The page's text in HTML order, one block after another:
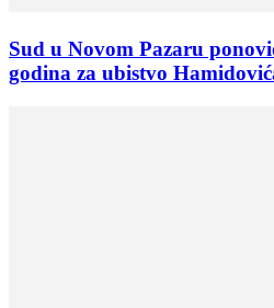
Sud u Novom Pazaru
godina za ubistvo